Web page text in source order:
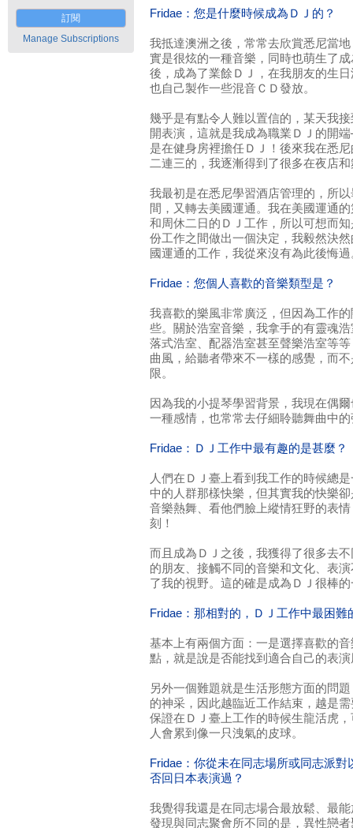
訂閱
Manage Subscriptions
Fridae：您是什麼時候成為ＤＪ的？
我抵達澳洲之後，常常去欣賞悉尼當
實是很炫的一種音樂，同時也萌生了
後，成為了業餘ＤＪ，在我朋友的生
也自己製作一些混音ＣＤ發放。
幾乎是有點令人難以置信的，某天我
開表演，這就是我成為職業ＤＪ的開
是在健身房裡擔任ＤＪ！後來我在悉
二連三的，我逐漸得到了很多在夜店
我最初是在悉尼學習酒店管理的，所
間，又轉去美國運通。我在美國運通
和周休二日的ＤＪ工作，所以可想而
份工作之間做出一個決定，我毅然決
國運通的工作，我從來沒有為此後悔過
Fridae：您個人喜歡的音樂類型是？
我喜歡的樂風非常廣泛，但因為工作
些。關於浩室音樂，我拿手的有靈魂
落式浩室、配器浩室甚至聲樂浩室等
曲風，給聽者帶來不一樣的感覺，而
限。
因為我的小提琴學習背景，我現在偶
一種感情，也常常去仔細聆聽舞曲中
Fridae：ＤＪ工作中最有趣的是甚麼？
人們在ＤＪ臺上看到我工作的時候總
中的人群那樣快樂，但其實我的快樂
音樂熱舞、看他們臉上縱情狂野的表
刻！
而且成為ＤＪ之後，我獲得了很多去
的朋友、接觸不同的音樂和文化、表
了我的視野。這的確是成為ＤＪ很棒
Fridae：那相對的，ＤＪ工作中最困難
基本上有兩個方面：一是選擇喜歡的
點，就是說是否能找到適合自己的表
另外一個難題就是生活形態方面的問
的神采，因此越臨近工作結束，越是
保證在ＤＪ臺上工作的時候生龍活虎
人會累到像一只洩氣的皮球。
Fridae：你從未在同志場所或同志派
否回日本表演過？
我覺得我還是在同志場合最放鬆、最
發現與同志聚會所不同的是，異性戀